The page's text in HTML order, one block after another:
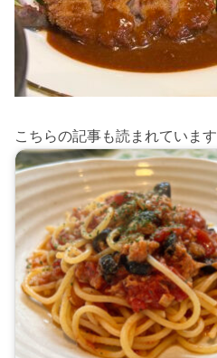
こちらの記事も読まれています